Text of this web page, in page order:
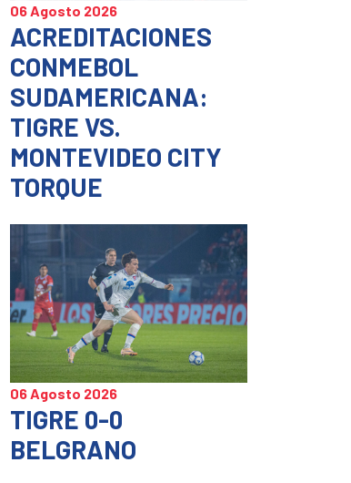
06 Agosto 2026
ACREDITACIONES
CONMEBOL
SUDAMERICANA:
TIGRE VS.
MONTEVIDEO CITY
TORQUE
06 Agosto 2026
TIGRE 0-0
BELGRANO